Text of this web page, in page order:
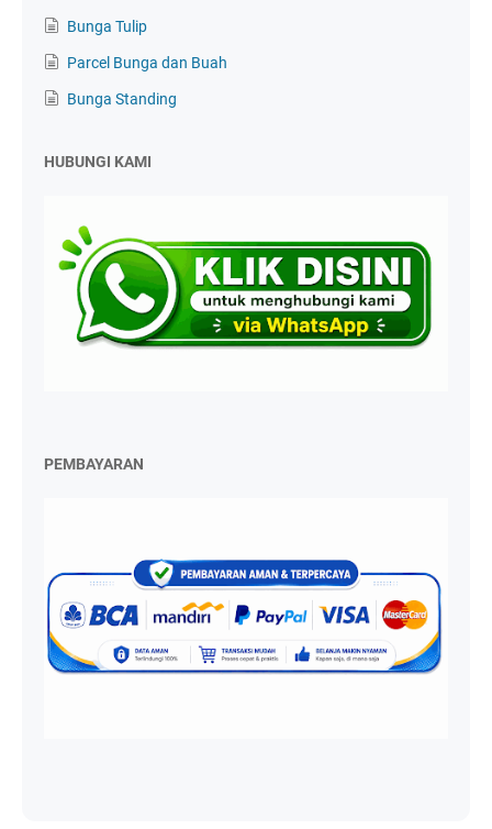
Bunga Tulip
Parcel Bunga dan Buah
Bunga Standing
HUBUNGI KAMI
PEMBAYARAN